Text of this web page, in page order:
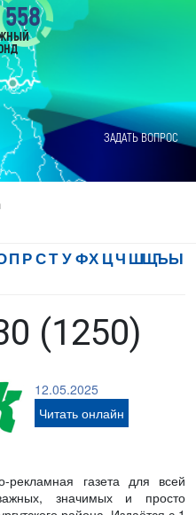
ЗАДАТЬ ВОПРОС
П РСТ УФХ ЦЧ ШЩЪЫ
(1250)
12.05.2025
Читать онлайн
рекламная газета для всей
значимых и просто